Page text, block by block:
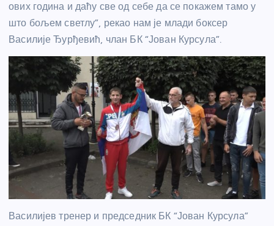
ових година и даћу све од себе да се покажем тамо у
што бољем светлу”, рекао нам је млади боксер
Василије Ђурђевић, члан БК “Јован Курсула”.
Василијев тренер и председник БК “Јован Курсула”